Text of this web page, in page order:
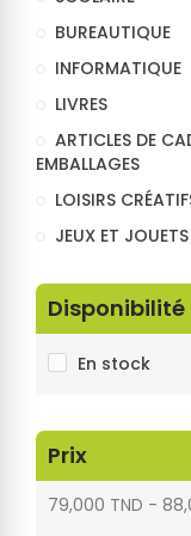
BUREAUTIQUE
INFORMATIQUE
LIVRES
ARTICLES DE
EMBALLAGES
LOISIRS
JEUX ET JOUETS
Disponibilité
En stock
Prix
79,000 TND -